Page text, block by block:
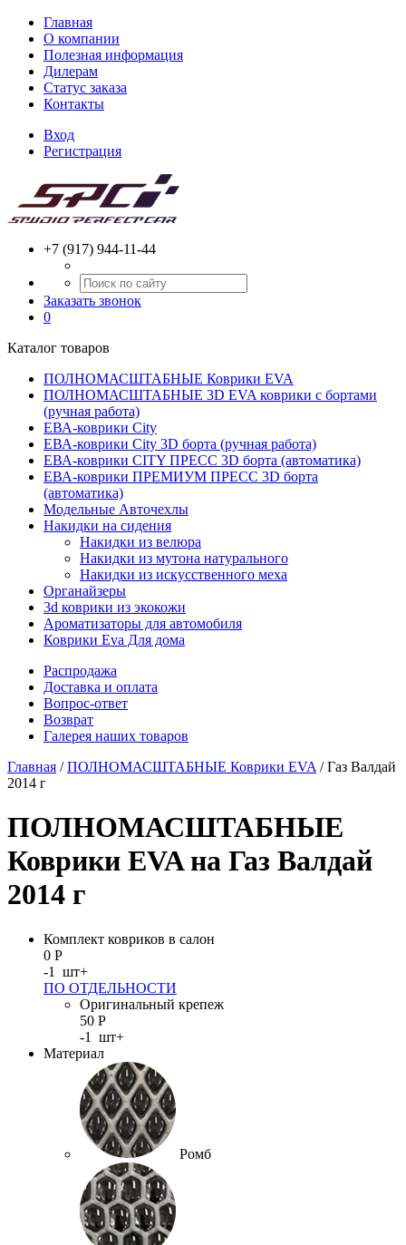
Главная
О компании
Полезная информация
Дилерам
Статус заказа
Контакты
Вход
Регистрация
+7 (917) 944-11-44
Заказать звонок
0
Каталог товаров
ПОЛНОМАСШТАБНЫЕ Коврики EVA
ПОЛНОМАСШТАБНЫЕ 3D EVA коврики с бортами
(ручная работа)
ЕВА-коврики City
ЕВА-коврики City 3D борта (ручная работа)
ЕВА-коврики CITY ПРЕСС 3D борта (автоматика)
ЕВА-коврики ПРЕМИУМ ПРЕСС 3D борта
(автоматика)
Модельные Авточехлы
Накидки на сидения
Накидки из велюра
Накидки из мутона натурального
Накидки из искусственного меха
Органайзеры
3d коврики из экокожи
Ароматизаторы для автомобиля
Коврики Eva Для дома
Распродажа
Доставка и оплата
Вопрос-ответ
Возврат
Галерея наших товаров
Главная /ПОЛНОМАСШТАБНЫЕ Коврики EVA / Газ Валдай
2014 г
ПОЛНОМАСШТАБНЫЕ
Коврики EVA на Газ Валдай
2014 г
Комплект ковриков в салон
0 Р
-1 шт+
ПО ОТДЕЛЬНОСТИ
Оригинальный крепеж
50 Р
-1 шт+
Материал
Ромб